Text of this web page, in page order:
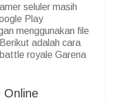
seluler masih
Play
menggunakan file
adalah cara
royale Garena
Online